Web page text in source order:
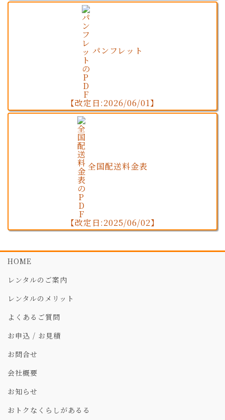
パンフレット
【改定日:2026/06/01】
全国配送料金表
【改定日:2025/06/02】
HOME
レンタルのご案内
レンタルのメリット
よくあるご質問
お申込 / お見積
お問合せ
会社概要
お知らせ
おトクなくらしがあるる